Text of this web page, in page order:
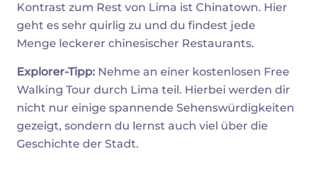
Kontrast zum Rest von Lima ist Chinatown. Hier
geht es sehr quirlig zu und du findest jede
Menge leckerer chinesischer Restaurants.
Explorer-Tipp: Nehme an einer kostenlosen Free
Walking Tour durch Lima teil. Hierbei werden dir
nicht nur einige spannende Sehenswürdigkeiten
gezeigt, sondern du lernst auch viel über die
Geschichte der Stadt.